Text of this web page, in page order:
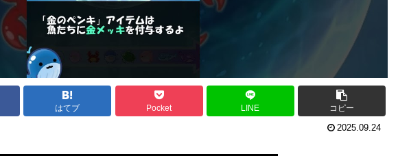
はてブ Pocket LINE コピー
2025.09.24